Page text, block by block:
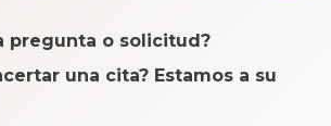
pregunta o solicitud?
una cita? Estamos a su